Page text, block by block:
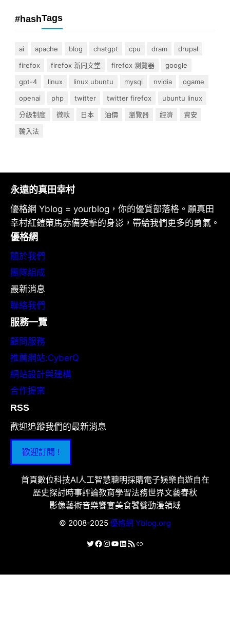
#hashTags
ai apache blog chatgpt cpu dram
drupal
firefox
firefox 新同文堂 firefox 瀏覽器
google
gpt-4
linux linux ubuntu mysql nvidia
ogame
openai
php twitter twitter firefox
ubuntu linux
分級制度
微軟 日本 油價 瀏覽器 經濟
資安
輸入法
永遠的真田幸村
優格網 Yblog = yourblog，你的優質部落格。願真田
幸村紅鎧策馬赤備突擊的身影，帶給我們更多的勇氣。
優格網
關於我們
團隊組成
最新消息
聯絡我們
服務一覽
顧問服務
推薦網站:CyberQ
網站設計與建構
合作提案
RSS
歡迎追蹤我們的最新消息
歡迎訂閱 !
首頁數位科技AI人工智慧聰明採購電子娛樂自遊自在
歷史探討時事評論教育學習法務世界文藝春秋
影像藝術音樂饗宴美食饕餮動漫領域
© 2008-2025 優格網 Yblog.org
X Facebook
Instagram
YouTube
LinkedIn
RSS 資訊提供連結